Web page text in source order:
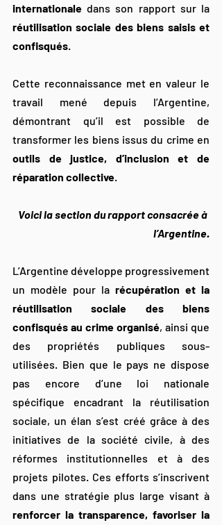
internationale
réutilisation sociale des biens saisis et
confisqués
Cette reconnaissance met en valeur le
travail mené depuis l’Argentine,
démontrant qu’il est possible de
outils de justice, d’inclusion et de
réparation collective
Voici la section du rapport consacrée à
l’Argentine.
L’Argentine développe progressivement
un modèle pour la récupération et la
réutilisation sociale des biens
confisqués au crime organisé, ainsi que
des propriétés publiques sous-
utilisées. Bien que le pays ne dispose
pas encore d’une loi nationale
spécifique encadrant la réutilisation
sociale, un élan s’est créé grâce à des
initiatives de la société civile, à des
réformes institutionnelles et à des
projets pilotes. Ces efforts s’inscrivent
renforcer la transparence, favoriser la